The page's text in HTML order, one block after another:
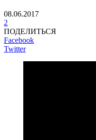
08.06.2017
2
ПОДЕЛИТЬСЯ
Facebook
Twitter